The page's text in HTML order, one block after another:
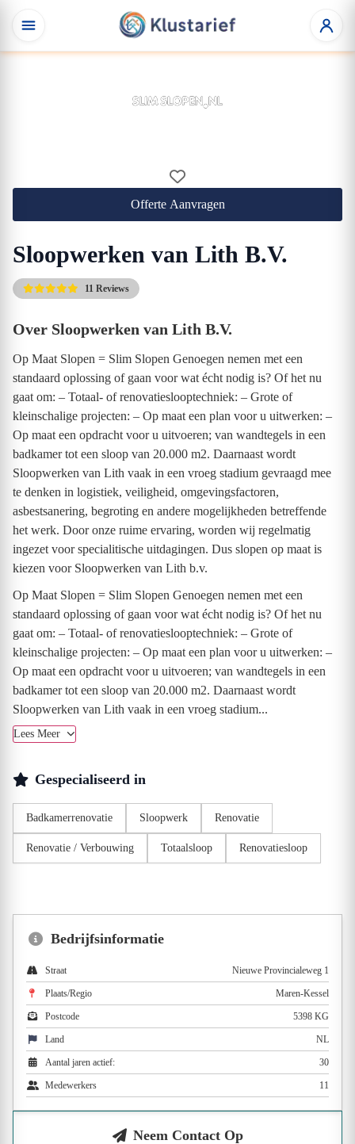
Offerte Aanvragen
Sloopwerken van Lith B.V.
11 Reviews
Over Sloopwerken van Lith B.V.
Op Maat Slopen = Slim Slopen Genoegen nemen met een
standaard oplossing of gaan voor wat écht nodig is? Of het nu
gaat om: – Totaal- of renovatieslooptechniek: – Grote of
kleinschalige projecten: – Op maat een plan voor u uitwerken: –
Op maat een opdracht voor u uitvoeren; van wandtegels in een
badkamer tot een sloop van 20.000 m2. Daarnaast wordt
Sloopwerken van Lith vaak in een vroeg stadium gevraagd mee
te denken in logistiek, veiligheid, omgevingsfactoren,
asbestsanering, begroting en andere mogelijkheden betreffende
het werk. Door onze ruime ervaring, worden wij regelmatig
ingezet voor specialitische uitdagingen. Dus slopen op maat is
kiezen voor Sloopwerken van Lith b.v.
Op Maat Slopen = Slim Slopen Genoegen nemen met een
standaard oplossing of gaan voor wat écht nodig is? Of het nu
gaat om: – Totaal- of renovatieslooptechniek: – Grote of
kleinschalige projecten: – Op maat een plan voor u uitwerken: –
Op maat een opdracht voor u uitvoeren; van wandtegels in een
badkamer tot een sloop van 20.000 m2. Daarnaast wordt
Sloopwerken van Lith vaak in een vroeg stadium...
Lees Meer
Gespecialiseerd in
Badkamerrenovatie Sloopwerk Renovatie
Renovatie / Verbouwing Totaalsloop Renovatiesloop
Bedrijfsinformatie
Straat Nieuwe Provincialeweg 1
Plaats/Regio Maren-Kessel
Postcode 5398 KG
Land NL
Aantal jaren actief: 30
Medewerkers 11
Neem Contact Op